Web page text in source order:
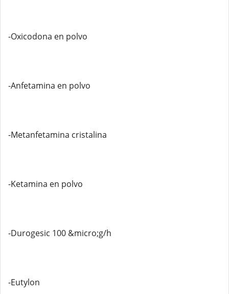
-Oxicodona en polvo
-Anfetamina en polvo
-Metanfetamina cristalina
-Ketamina en polvo
-Durogesic 100 &micro;g/h
-Eutylon